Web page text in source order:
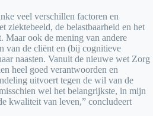
veel verschillen factoren en
ziektebeeld, de belastbaarheid en het
Maar ook de mening van andere
van de cliënt en (bij cognitieve
naasten. Vanuit de nieuwe wet Zorg
heel goed verantwoorden en
uitvoert tegen de wil van de
wel het belangrijkste, in mijn
kwaliteit van leven,” concludeert